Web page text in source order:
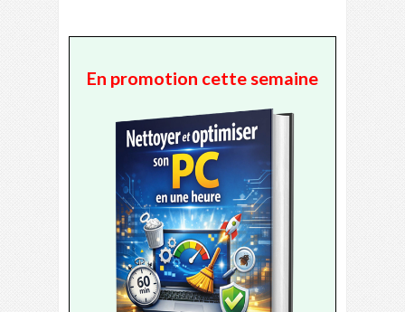
En promotion cette semaine